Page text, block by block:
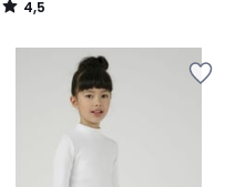
4,5
/